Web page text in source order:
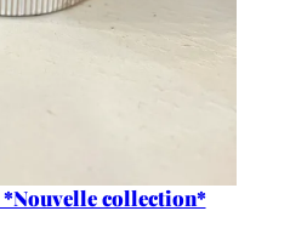
*Nouvelle collection*